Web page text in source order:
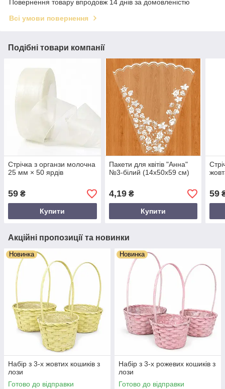
Повернення товару впродовж 14 днів за домовленістю
Всі умови повернення
Подібні товари компанії
Стрічка з органзи молочна
25 мм × 50 ярдів
59 ₴
Купити
Пакети для квітів "Анна"
№3-білий (14х50х59 см)
4,19₴
Купити
59
Акційні пропозиції та новинки
Новинка
Набір з 3-х жовтих кошиків з
лози
Готово до відправки
Новинка
Набір з 3-х рожевих кошиків з
лози
Готово до відправки